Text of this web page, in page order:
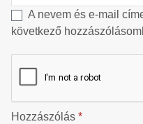
A nevem és e-mail
következő
Hozzászólás *